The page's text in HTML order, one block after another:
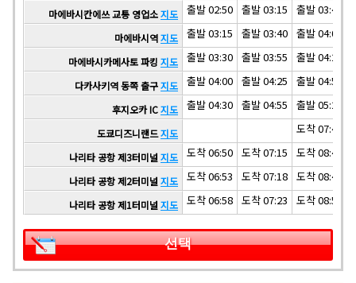
마에바시칸에쓰 교통 영업소지도 출발 02:50 출발 03:15 출발 03:40
마에바시역지도 출발 03:15 출발 03:40 출발 04:05
마에바시카메사토 파킹 지도 출발 03:30 출발 03:55 출발 04:20
다카사키역 동쪽 출구지도 출발 04:00 출발 04:25 출발 04:50
후지오카 IC지도 출발 04:30 출발 04:55 출발 05:20
도쿄디즈니랜드지도 도착 07:40
나리타 공항 제3터미널 지도 도착 06:50 도착 07:15 도착 08:45
나리타 공항 제2터미널 지도 도착 06:53 도착 07:18 도착 08:48
나리타 공항 제1터미널 지도 도착 06:58 도착 07:23 도착 08:53
선택